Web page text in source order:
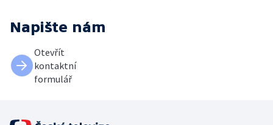
Napište nám
Otevřít
kontaktní
formulář